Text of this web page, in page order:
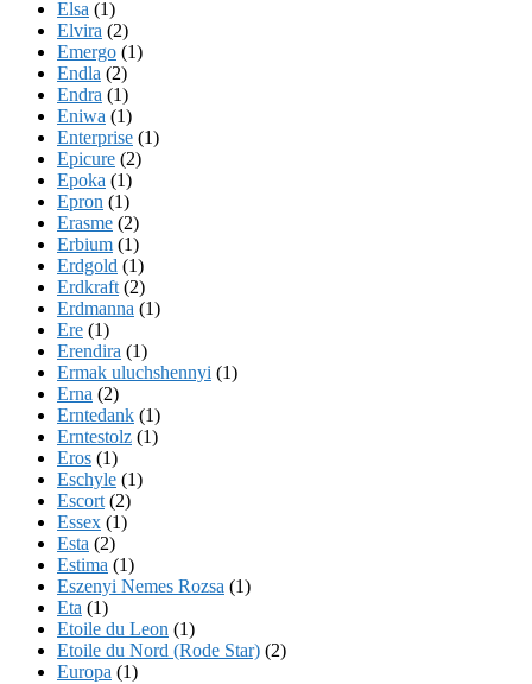
Elsa (1)
Elvira (2)
Emergo (1)
Endla (2)
Endra (1)
Eniwa (1)
Enterprise (1)
Epicure (2)
Epoka (1)
Epron (1)
Erasme (2)
Erbium (1)
Erdgold (1)
Erdkraft (2)
Erdmanna (1)
Ere (1)
Erendira (1)
Ermak uluchshennyi (1)
Erna (2)
Erntedank (1)
Erntestolz (1)
Eros (1)
Eschyle (1)
Escort (2)
Essex (1)
Esta (2)
Estima (1)
Eszenyi Nemes Rozsa (1)
Eta (1)
Etoile du Leon (1)
Etoile du Nord (Rode Star) (2)
Europa (1)